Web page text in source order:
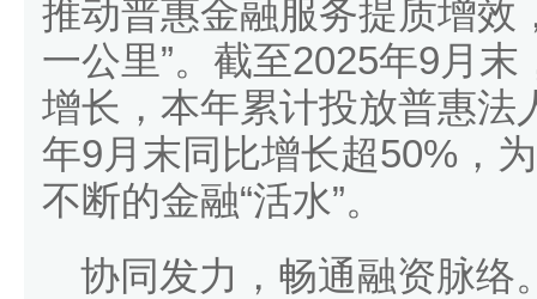
推动普惠金融服务提质增效
一公里”。截至2025年9月
增长，本年累计投放普惠法
年9月末同比增长超50%，
不断的金融“活水”。
协同发力，畅通融资脉络